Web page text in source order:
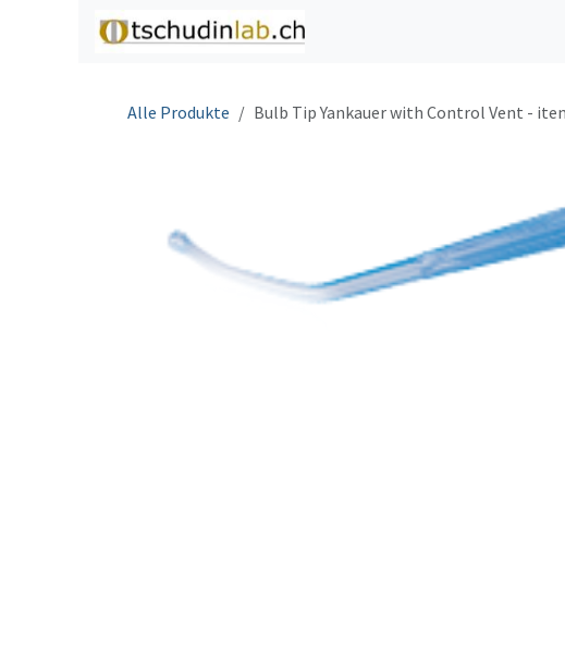
Zum Inhalt springen
Alle Produkte Bulb Tip Yankauer with Control Vent -